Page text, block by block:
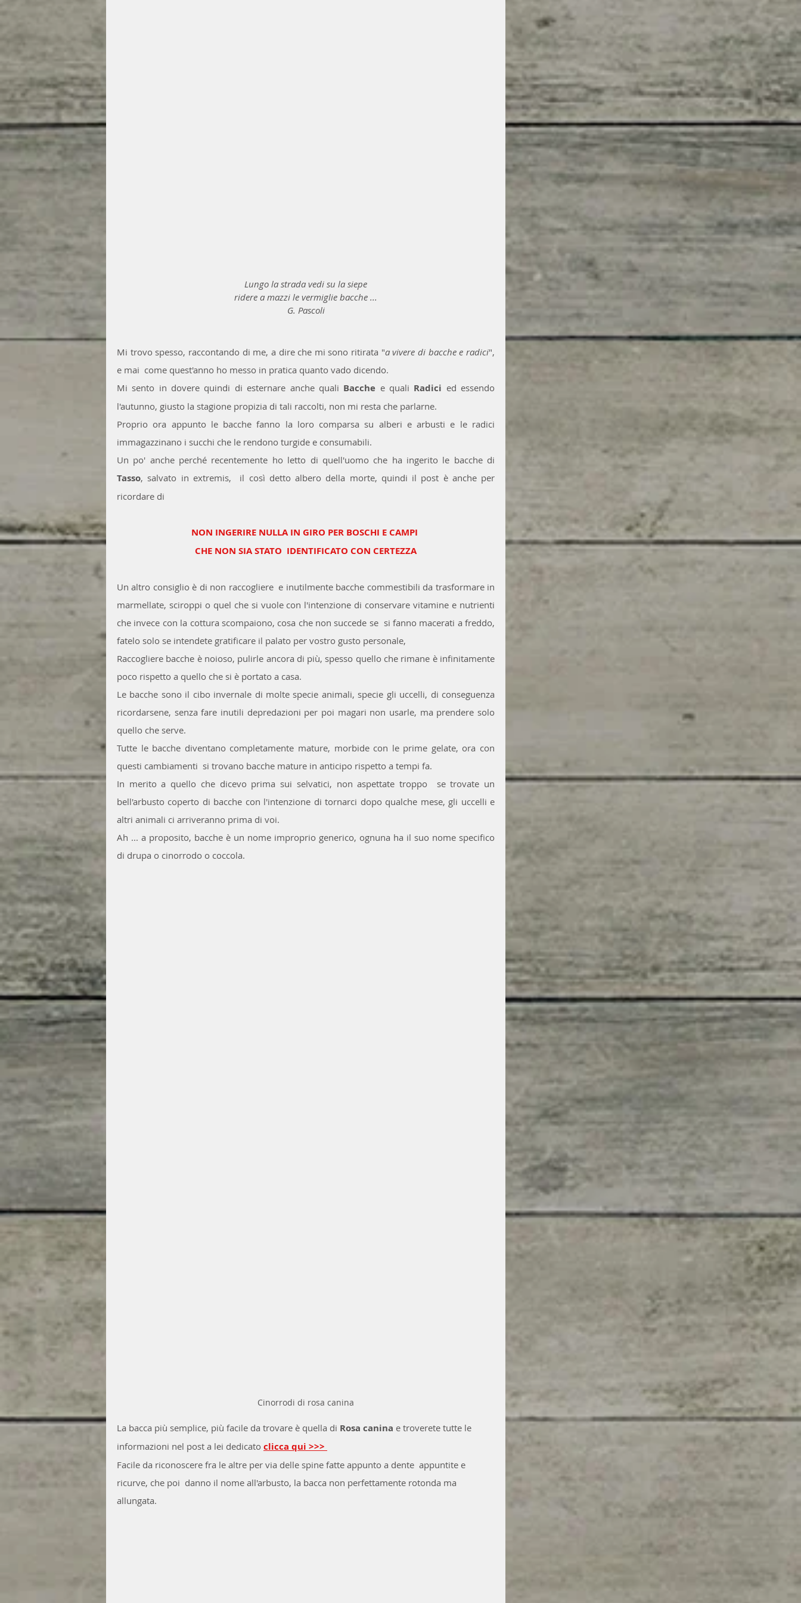
Lungo la strada vedi su la siepe
ridere a mazzi le vermiglie bacche ...
G. Pascoli
Mi trovo spesso, raccontando di me, a dire che mi sono ritirata "a vivere di bacche e radici",
e mai  come quest'anno ho messo in pratica quanto vado dicendo.
Mi sento in dovere quindi di esternare anche quali Bacche e quali Radici ed essendo
l'autunno, giusto la stagione propizia di tali raccolti, non mi resta che parlarne.
Proprio ora appunto le bacche fanno la loro comparsa su alberi e arbusti e le radici
immagazzinano i succhi che le rendono turgide e consumabili.
Tasso, salvato in extremis,  il così detto albero della morte, quindi il post è anche per
ricordare di
NON INGERIRE NULLA IN GIRO PER BOSCHI E CAMPI
CHE NON SIA STATO  IDENTIFICATO CON CERTEZZA
Un altro consiglio è di non raccogliere  e inutilmente bacche commestibili da trasformare in
marmellate, sciroppi o quel che si vuole con l'intenzione di conservare vitamine e nutrienti
che invece con la cottura scompaiono, cosa che non succede se  si fanno macerati a freddo,
fatelo solo se intendete gratificare il palato per vostro gusto personale,
Raccogliere bacche è noioso, pulirle ancora di più, spesso quello che rimane è infinitamente
poco rispetto a quello che si è portato a casa.
Le bacche sono il cibo invernale di molte specie animali, specie gli uccelli, di conseguenza
ricordarsene, senza fare inutili depredazioni per poi magari non usarle, ma prendere solo
quello che serve.
Tutte le bacche diventano completamente mature, morbide con le prime gelate, ora con
questi cambiamenti  si trovano bacche mature in anticipo rispetto a tempi fa.
In merito a quello che dicevo prima sui selvatici, non aspettate troppo  se trovate un
bell'arbusto coperto di bacche con l'intenzione di tornarci dopo qualche mese, gli uccelli e
altri animali ci arriveranno prima di voi.
Ah ... a proposito, bacche è un nome improprio generico, ognuna ha il suo nome specifico
di drupa o cinorrodo o coccola.
Cinorrodi di rosa canina
La bacca più semplice, più facile da trovare è quella di Rosa canina e troverete tutte le
informazioni nel post a lei dedicato clicca qui >>>
Facile da riconoscere fra le altre per via delle spine fatte appunto a dente  appuntite e
ricurve, che poi  danno il nome all'arbusto, la bacca non perfettamente rotonda ma
allungata.